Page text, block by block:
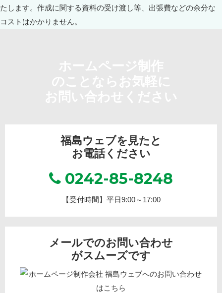
福島ウェブを見たと
お電話ください
0242-85-8248
【受付時間】平日9:00～17:00
メールでのお問い合わせ
がスムーズです